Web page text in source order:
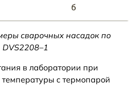
сварочных насадок по
DVS2208–1
в лаборатории при
с термопарой